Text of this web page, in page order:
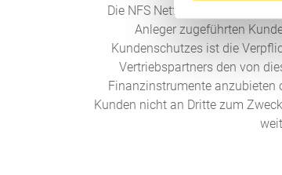
g
u
n
g
s
a
Die NFS Netfonds gewährt
Anleger zugeführten
Kundenschutzes ist die
Vertriebspartners den von
Finanzinstrumente anzubieten
Kunden nicht an Dritte zum